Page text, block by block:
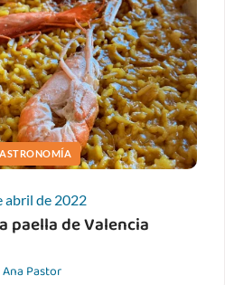
abril de 2022
paella de Valencia
Ana Pastor